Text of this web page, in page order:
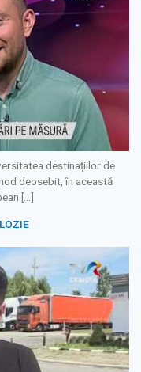
destinațiilor de
deosebit, în această
[…]